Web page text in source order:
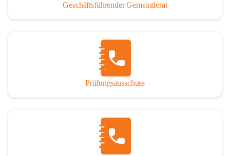
Geschäftsführender Gemeinderat
Prüfungsausschuss